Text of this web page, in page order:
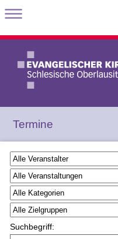
Termine
Suchbegriff: